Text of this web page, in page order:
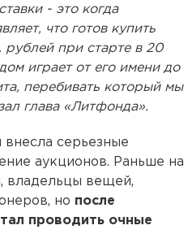
- это когда
что готов купить
рублей при старте в 20
играет от его имени до
перебивать который мы
глава «Литфонда».
серьезные
аукционов. Раньше на
владельцы вещей,
но после
проводить очные